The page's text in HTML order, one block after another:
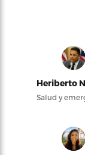
Heriberto
Salud y